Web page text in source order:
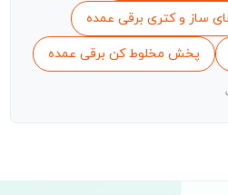
ساز و کتری برقی عمده
پخش مخلوط کن برقی عمده